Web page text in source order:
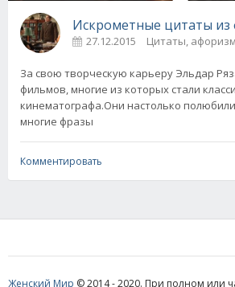
Искрометные цитаты
27.12.2015 Цитаты,
За свою творческую карьеру Эльдар
фильмов, многие из которых стали
кинематографа.Они настолько
многие фразы
Комментировать
Женский Мир © 2014 - 2020. При полном или